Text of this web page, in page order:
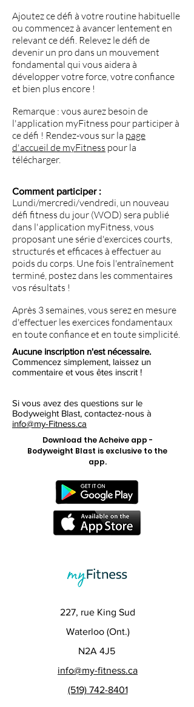
Ajoutez ce défi à votre routine habituelle
ou commencez à avancer lentement en
relevant ce défi. Relevez le défi de
devenir un pro dans un mouvement
fondamental qui vous aidera à
développer votre force, votre confiance
et bien plus encore !
Remarque : vous aurez besoin de
l'application myFitness pour participer à
ce défi ! Rendez-vous sur la page
d'accueil de myFitness pour la
télécharger.
Comment participer :
Lundi/mercredi/vendredi, un nouveau
défi fitness du jour (WOD) sera publié
dans l'application myFitness, vous
proposant une série d'exercices courts,
structurés et efficaces à effectuer au
poids du corps. Une fois l'entraînement
terminé, postez dans les commentaires
vos résultats !
Après 3 semaines, vous serez en mesure
d'effectuer les exercices fondamentaux
en toute confiance et en toute simplicité.
Aucune inscription n'est nécessaire.
Commencez simplement, laissez un
commentaire et vous êtes inscrit !
Si vous avez des questions sur le
Bodyweight Blast, contactez-nous à
info@my-Fitness.ca
Download the Acheive app -
Bodyweight Blast is exclusive to the
app.
227, rue King Sud
Waterloo (Ont.)
N2A 4J5
info@my-fitness.ca
(519) 742-8401